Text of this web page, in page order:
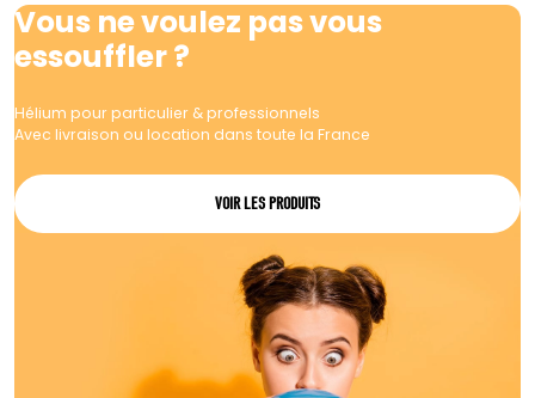
Vous ne voulez pas vous
essouffler ?
Hélium pour particulier & professionnels
Avec livraison ou location dans toute la France
VOIR LES PRODUITS